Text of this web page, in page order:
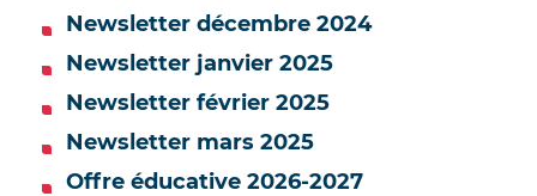
Newsletter décembre 2024
Newsletter janvier 2025
Newsletter février 2025
Newsletter mars 2025
Offre éducative 2026-2027